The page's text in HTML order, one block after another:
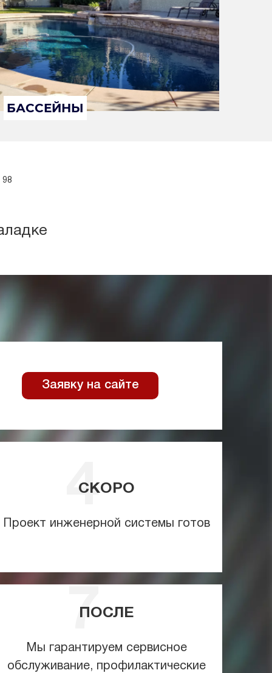
БАССЕЙНЫ
98
Заявку на сайте
СКОРО
Проект инженерной системы готов
ПОСЛЕ
Мы гарантируем сервисное
обслуживание, профилактические